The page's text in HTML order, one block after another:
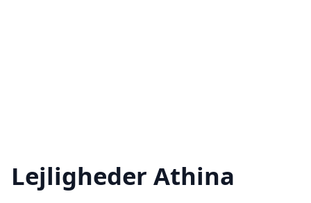
Lejligheder Athina